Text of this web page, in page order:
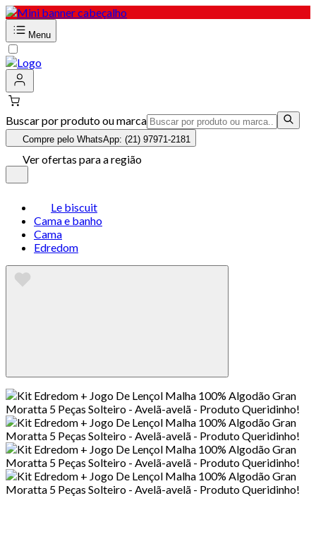
Menu
Buscar por produto ou marca
Compre pelo WhatsApp: (21) 97971-2181
Ver ofertas para a região
Le biscuit
Cama e banho
Cama
Edredom